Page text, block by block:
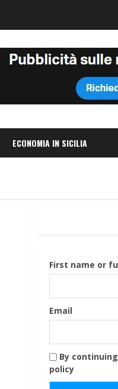
ECONOMIA IN SICILIA
First name or
Email
By
policy